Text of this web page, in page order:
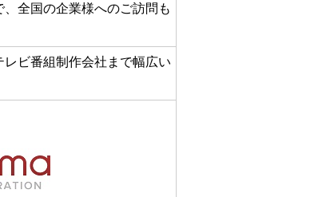
全国の企業様へのご訪問も
ビ番組制作会社まで幅広い